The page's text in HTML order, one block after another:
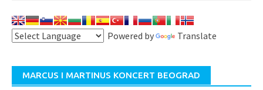
Powered by Translate
MARCUS I MARTINUS KONCERT BEOGRAD